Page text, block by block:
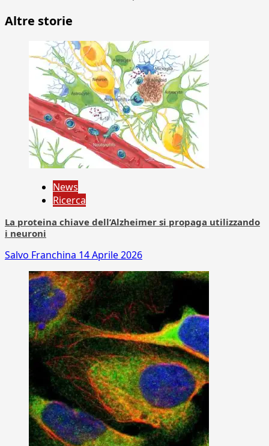
Altre storie
News
Ricerca
La proteina chiave dell’Alzheimer si propaga utilizzando
i neuroni
Salvo Franchina 14 Aprile 2026